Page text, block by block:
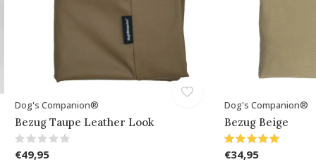
Dog's Companion®
Bezug Taupe Leather Look
€49,95
Dog's Companion®
Bezug Beige
€34,95